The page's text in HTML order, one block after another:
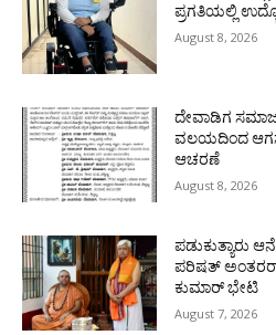
ಪ್ರಗತಿಯಲ್ಲಿ
August 8, 2026
ದೇವಾಡಿಗ ಸಮಾಜ
ವಲಯದಿಂದ
ಆಚರಣೆ
August 8, 2026
ಪಡುಕುತ್ಯಾರು
ಪರಿಷತ್
ಕುಮಾರ್ ಭೇಟಿ
August 7, 2026